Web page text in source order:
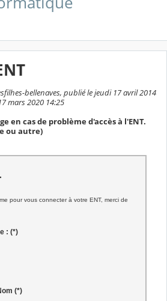
bellenaves, publié le jeudi 17 avril 2014
mars 2020 14:25
en cas de problème d'accès à l'ENT.
ou autre)